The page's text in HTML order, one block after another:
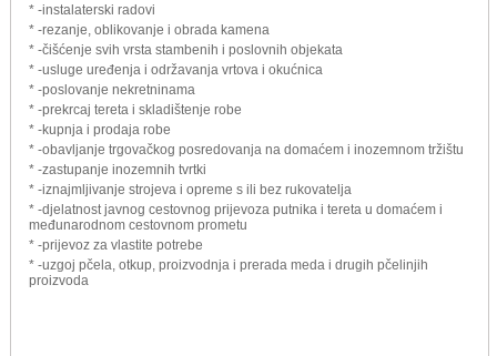
* -instalaterski radovi
* -rezanje, oblikovanje i obrada kamena
* -čišćenje svih vrsta stambenih i poslovnih objekata
* -usluge uređenja i održavanja vrtova i okućnica
* -poslovanje nekretninama
* -prekrcaj tereta i skladištenje robe
* -kupnja i prodaja robe
* -obavljanje trgovačkog posredovanja na domaćem i inozemnom tržištu
* -zastupanje inozemnih tvrtki
* -iznajmljivanje strojeva i opreme s ili bez rukovatelja
* -djelatnost javnog cestovnog prijevoza putnika i tereta u domaćem i
međunarodnom cestovnom prometu
* -prijevoz za vlastite potrebe
* -uzgoj pčela, otkup, proizvodnja i prerada meda i drugih pčelinjih
proizvoda